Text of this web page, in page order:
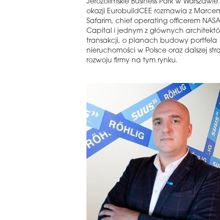
Jerozolimskie Business Park w
okazji EurobuildCEE rozmawia z
Safarim, chief operating officerem NASA
Capital i jednym z głównych
transakcji, o planach budowy portfela
nieruchomości w Polsce oraz dalszej
rozwoju firmy na tym rynku.